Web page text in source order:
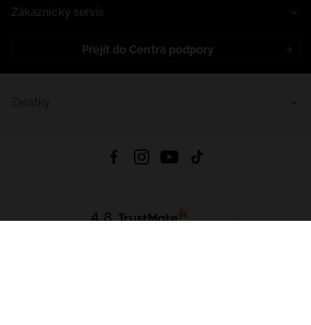
Zákaznický servis
Přejít do Centra podpory
4.8